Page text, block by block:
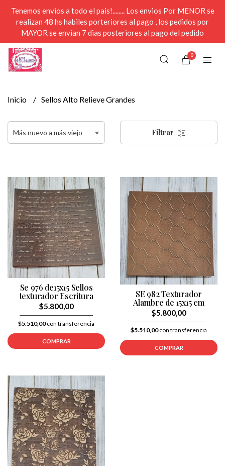
Tenemos envios a todo el pais!........ Los envios Por MENOR se
realizan 48 hs habiles porteriores al pago , los pedidos por
MAYOR se envian 7 dias posteriores al pago del pedido
0
Inicio Sellos Alto Relieve Grandes
Filtrar
Se 976 de15x15 Sellos
texturador Escritura
$5.800,00
$5.510,00con transferencia
COMPRAR
SE 982 Texturador
Alambre de 15x15 cm
$5.800,00
$5.510,00con transferencia
COMPRAR